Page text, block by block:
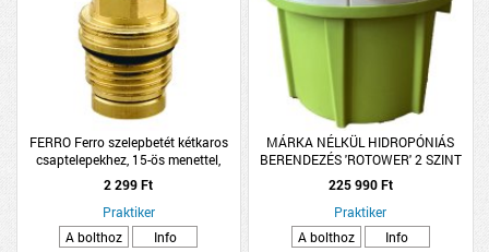
FERRO Ferro szelepbetét kétkaros
csaptelepekhez, 15-ös menettel,
sárgaréz
2 299 Ft
Praktiker
A bolthoz
Info
MÁRKA NÉLKÜL HIDROPÓNIÁS
BERENDEZÉS 'ROTOWER' 2 SZINT
20DARAB KOSÁR KERINGETŐ
SZIVATTYÚVAL
225 990 Ft
Praktiker
A bolthoz
Info